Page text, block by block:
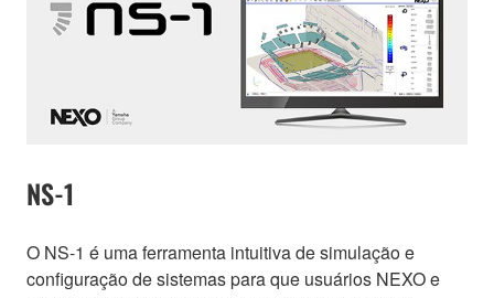
NS-1
O NS-1 é uma ferramenta intuitiva de simulação e
configuração de sistemas para que usuários NEXO e